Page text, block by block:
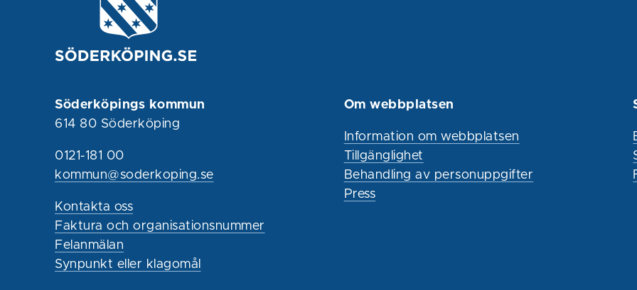
Söderköpings kommun
614 80 Söderköping
0121-181 00
kommun@soderkoping.se
Kontakta oss
Faktura och organisationsnummer
Felanmälan
Synpunkt eller klagomål
Om webbplatsen
Information om webbplatsen
Tillgänglighet
Behandling av personuppgifter
Press